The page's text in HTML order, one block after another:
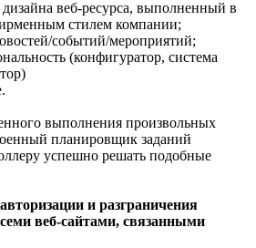
веб-ресурса, выполненный в
стилем компании;
событий/мероприятий;
(конфигуратор, система
выполнения произвольных
планировщик заданий
успешно решать подобные
и разграничения
веб-сайтами, связанными